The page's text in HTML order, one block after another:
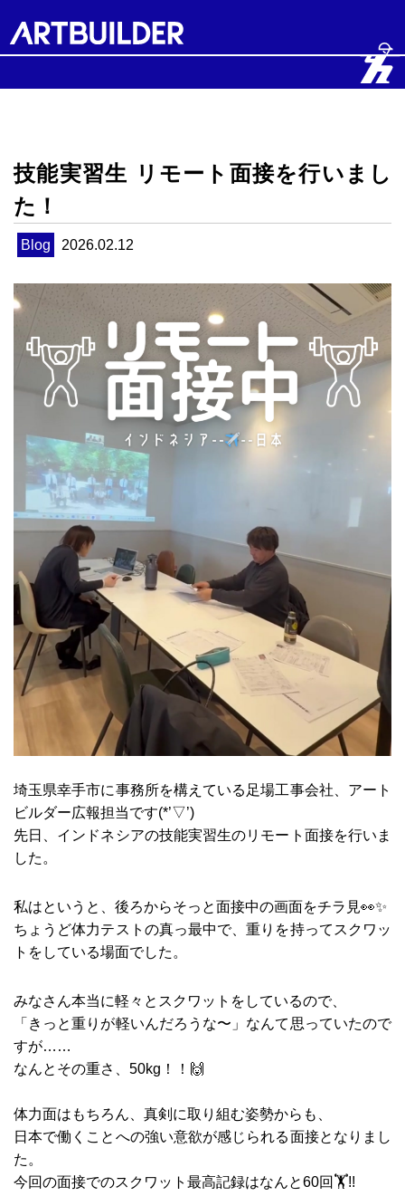
技能実習生 リモート面接を行いまし
た！
Blog 2026.02.12
埼玉県幸手市に事務所を構えている足場工事会社、アート
ビルダー広報担当です(*’▽’)
先日、インドネシアの技能実習生のリモート面接を行いま
した。
私はというと、後ろからそっと面接中の画面をチラ見👀✨
ちょうど体力テストの真っ最中で、重りを持ってスクワッ
トをしている場面でした。
みなさん本当に軽々とスクワットをしているので、
「きっと重りが軽いんだろうな〜」なんて思っていたので
すが……
なんとその重さ、50kg！！🙌
体力面はもちろん、真剣に取り組む姿勢からも、
日本で働くことへの強い意欲が感じられる面接となりまし
た。
今回の面接でのスクワット最高記録はなんと60回🏋️!!